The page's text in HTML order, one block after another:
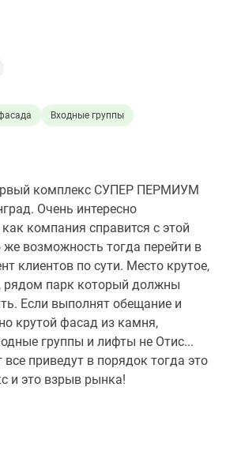
Входные группы
комплекс СУПЕР ПЕРМИУМ
Очень интересно
компания справится с этой
же возможность тогда перейти в
клиентов по сути. Место крутое,
рядом парк который должны
Если выполнят обещание и
крутой фасад из камня,
группы и лифты не Отис...
все приведут в порядок тогда это
и это взрыв рынка!